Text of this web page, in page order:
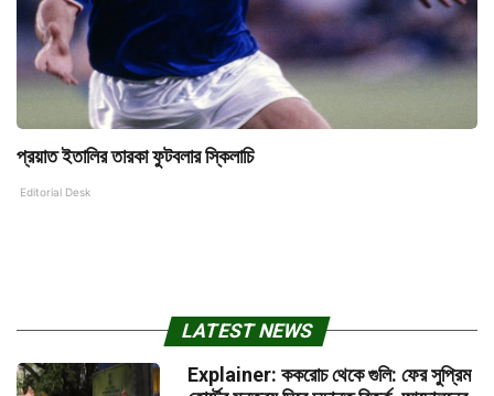
প্রয়াত ইতালির তারকা ফুটবলার স্কিলাচি
Editorial Desk
LATEST NEWS
Explainer: ককরোচ থেকে গুলি: ফের সুপ্রিম